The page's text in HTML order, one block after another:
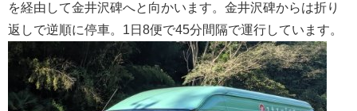
を経由して金井沢碑へと向かいます。金井沢碑からは折り
返しで逆順に停車。1日8便で45分間隔で運行しています。